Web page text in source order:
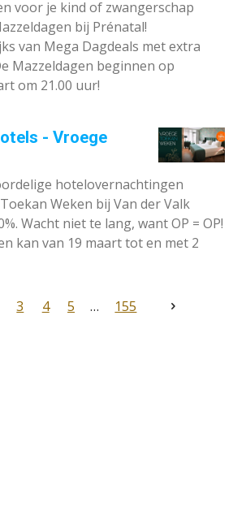
voor je kind of zwangerschap
bij Prénatal!
van Mega Dagdeals met extra
Mazzeldagen beginnen op
om 21.00 uur!
- Vroege
hotelovernachtingen
Weken bij Van der Valk
Wacht niet te lang, want OP = OP!
kan van 19 maart tot en met 2
3 4 5 155